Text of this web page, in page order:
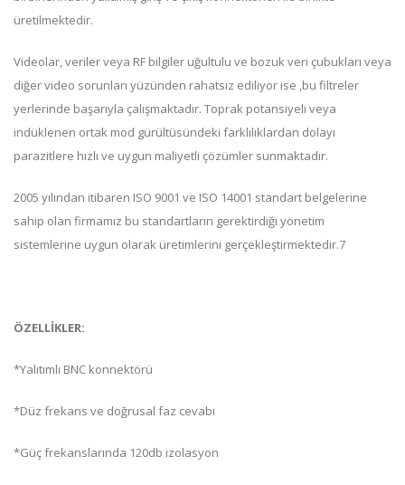
üretilmektedir.
Videolar, veriler veya RF bilgiler uğultulu ve bozuk veri çubukları veya
diğer video sorunları yüzünden rahatsız ediliyor ise ,bu filtreler
yerlerinde başarıyla çalışmaktadır. Toprak potansiyeli veya
indüklenen ortak mod gürültüsündeki farklılıklardan dolayı
parazitlere hızlı ve uygun maliyetli çözümler sunmaktadır.
2005 yılından itibaren ISO 9001 ve ISO 14001 standart belgelerine
sahip olan firmamız bu standartların gerektirdiği yönetim
sistemlerine uygun olarak üretimlerini gerçekleştirmektedir.7
ÖZELLİKLER:
*Yalıtımlı BNC konnektörü
*Düz frekans ve doğrusal faz cevabı
*Güç frekanslarında 120db izolasyon